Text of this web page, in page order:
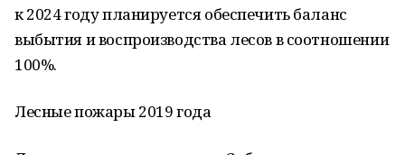
к 2024 году планируется обеспечить баланс
выбытия и воспроизводства лесов в соотношении
100%.
Лесные пожары 2019 года